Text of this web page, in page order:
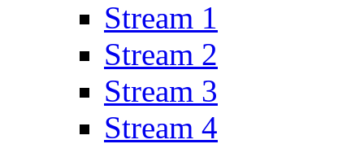
Stream 1
Stream 2
Stream 3
Stream 4